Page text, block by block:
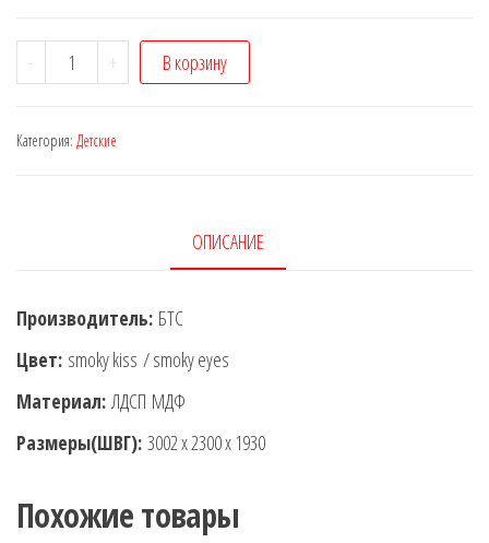
-
Количество
Детская
+ В корзину
Категория: Детские
ОПИСАНИЕ
Производитель: БТС
Цвет: smoky kiss / smoky eyes
Материал: ЛДСП МДФ
Размеры(ШВГ): 3002 x 2300 x 1930
Похожие товары